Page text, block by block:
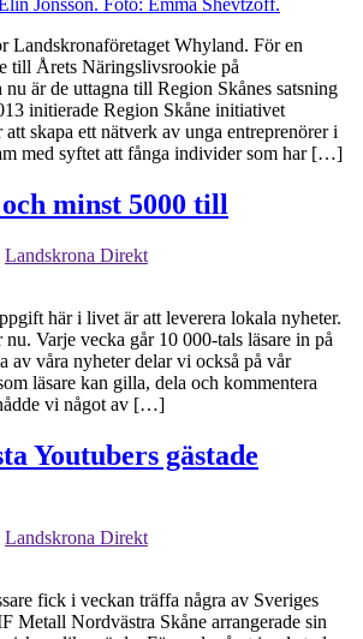
Landskronaföretaget Whyland. För en
till Årets Näringslivsrookie på
är de uttagna till Region Skånes satsning
initierade Region Skåne initiativet
skapa ett nätverk av unga entreprenörer i
med syftet att fånga individer som har […]
minst 5000 till
Landskrona Direkt
här i livet är att leverera lokala nyheter.
Varje vecka går 10 000-tals läsare in på
av våra nyheter delar vi också på vår
läsare kan gilla, dela och kommentera
vi något av […]
Youtubers gästade
Landskrona Direkt
fick i veckan träffa några av Sveriges
Metall Nordvästra Skåne arrangerade sin